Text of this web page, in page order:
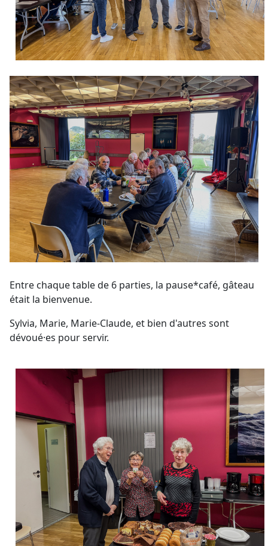
Entre chaque table de 6 parties, la pause*café, gâteau
était la bienvenue.
Sylvia, Marie, Marie-Claude, et bien d'autres sont
dévoué·es pour servir.